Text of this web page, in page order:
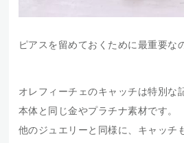
ピアスを留めておくために最重要な
オレフィーチェのキャッチは特別な
本体と同じ金やプラチナ素材です。
他のジュエリーと同様に、キャッチ